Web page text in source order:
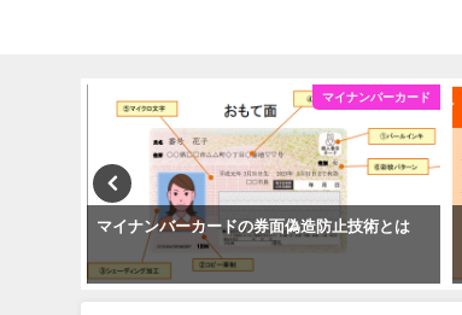
マイナンバーカード
マイナンバーカードの券面偽造防止技術とは